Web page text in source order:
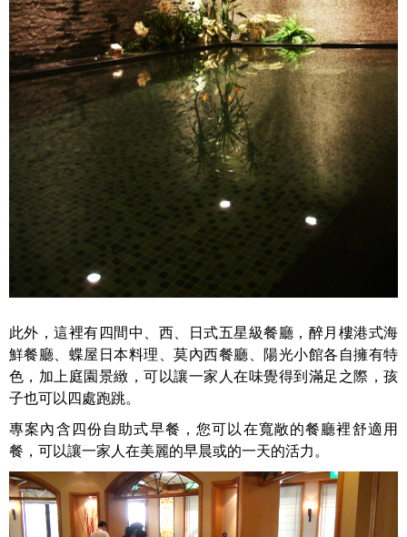
此外，這裡有四間中、西、日式五星級餐廳，醉月樓港式海
鮮餐廳、蝶屋日本料理、莫內西餐廳、陽光小館各自擁有特
色，加上庭園景緻，可以讓一家人在味覺得到滿足之際，孩
子也可以四處跑跳。
專案內含四份自助式早餐，您可以在寬敞的餐廳裡舒適用
餐，可以讓一家人在美麗的早晨或的一天的活力。